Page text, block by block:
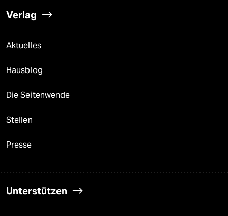
Verlag
Aktuelles
Hausblog
Die Seitenwende
Stellen
Presse
Unterstützen